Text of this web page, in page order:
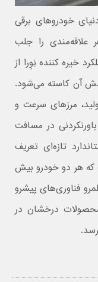
خودروهای برقی
علاقه‌مندی را جلب
خیره‌ کننده نِوِرا از
آن کاسته می‌شود.
مرزهای سرعت و
در مسافت
تازه‌ای تعریف
که هر دو خودرو بیش
فناوری‌های پیشرو
درخشان در